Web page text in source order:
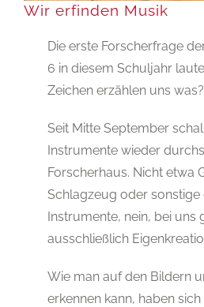
Wir erfinden Musik
Die erste Forscherfrage
6 in diesem Schuljahr
Zeichen erzählen uns was?
Seit Mitte September
Instrumente wieder
Forscherhaus. Nicht etwa
Schlagzeug oder
Instrumente, nein, bei uns
ausschließlich
Wie man auf den Bildern
erkennen kann, haben